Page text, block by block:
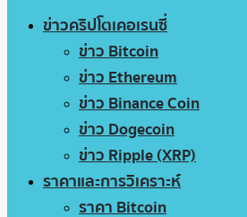
ข่าวคริปโตเคอเรนซี่
ข่าว Bitcoin
ข่าว Ethereum
ข่าว Binance Coin
ข่าว Dogecoin
ข่าว Ripple (XRP)
ราคาและการวิเคราะห์
ราคา Bitcoin